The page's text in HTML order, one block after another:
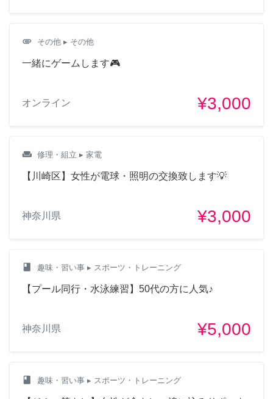
attachment その他 ▸ その他
一緒にゲームします🎮
オンライン ¥3,000
weekend 修理・組立 ▸ 家電
【川崎区】女性が電球・照明の交換致します💡
神奈川県 ¥3,000
class 趣味・習い事 ▸ スポーツ・トレーニング
【プール同行・水泳練習】50代の方に人気♪
神奈川県 ¥5,000
class 趣味・習い事 ▸ スポーツ・トレーニング